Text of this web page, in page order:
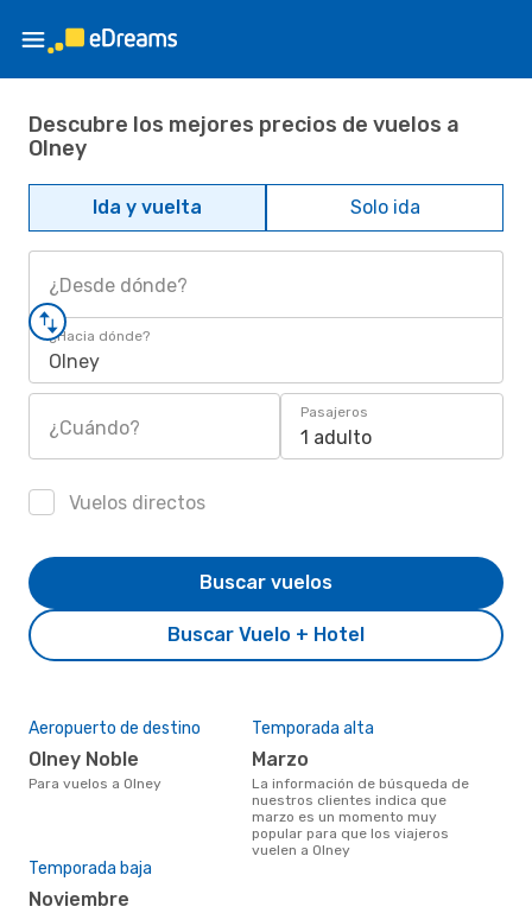
Descubre los mejores precios de vuelos a
Olney
Ida y vuelta Solo ida
¿Desde dónde?
¿Hacia dónde?
Olney
¿Cuándo?
Pasajeros
1 adulto
Vuelos directos
Buscar Vuelo + Hotel
Buscar vuelos
Aeropuerto de destino
Olney Noble
Para vuelos a Olney
Temporada alta
marzo
La información de búsqueda de
nuestros clientes indica que
marzo es un momento muy
popular para que los viajeros
vuelen a Olney
Temporada baja
noviembre